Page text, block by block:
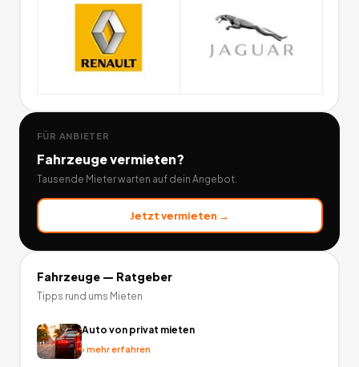
FÜR ANBIETER
Fahrzeugevermieten?
Tausende Mieter warten auf dein Angebot.
Jetzt vermieten →
Fahrzeuge— Ratgeber
Tipps rund ums Mieten
Auto von privat mieten
›mehr erfahren